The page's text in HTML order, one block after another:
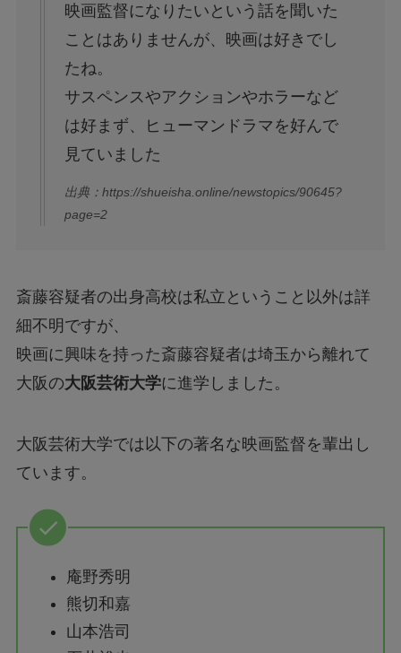
映画監督になりたいという話を聞いた
ことはありませんが、映画は好きでし
たね。
サスペンスやアクションやホラーなど
は好まず、ヒューマンドラマを好んで
見ていました
出典：https://shueisha.online/newstopics/90645?
page=2
斎藤容疑者の出身高校は私立ということ以外は詳
細不明ですが、
映画に興味を持った斎藤容疑者は埼玉から離れて
大阪の大阪芸術大学に進学しました。
大阪芸術大学では以下の著名な映画監督を輩出し
ています。
庵野秀明
熊切和嘉
山本浩司